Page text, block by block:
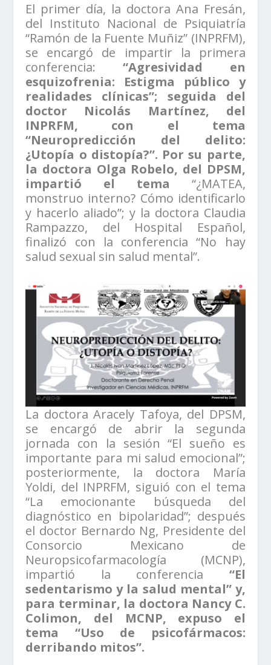
El primer día, la doctora Ana Fresán,
del Instituto Nacional de Psiquiatría
“Ramón de la Fuente Muñiz” (INPRFM),
se encargó de impartir la primera
conferencia: “Agresividad en
esquizofrenia: Estigma público y
realidades clínicas”; seguida del
doctor Nicolás Martínez, del
INPRFM, con el tema
“Neuropredicción del delito:
¿Utopía o distopía?”. Por su parte,
la doctora Olga Robelo, del DPSM,
impartió el tema “¿MATEA,
monstruo interno? Cómo identificarlo
y hacerlo aliado”; y la doctora Claudia
Rampazzo, del Hospital Español,
finalizó con la conferencia “No hay
salud sexual sin salud mental”.
La doctora Aracely Tafoya, del DPSM,
se encargó de abrir la segunda
jornada con la sesión “El sueño es
importante para mi salud emocional”;
posteriormente, la doctora María
Yoldi, del INPRFM, siguió con el tema
“La emocionante búsqueda del
diagnóstico en bipolaridad”; después
el doctor Bernardo Ng, Presidente del
Consorcio Mexicano de
Neuropsicofarmacología (MCNP),
impartió la conferencia “El
sedentarismo y la salud mental” y,
para terminar, la doctora Nancy C.
Colimon, del MCNP, expuso el
tema “Uso de psicofármacos:
derribando mitos”.